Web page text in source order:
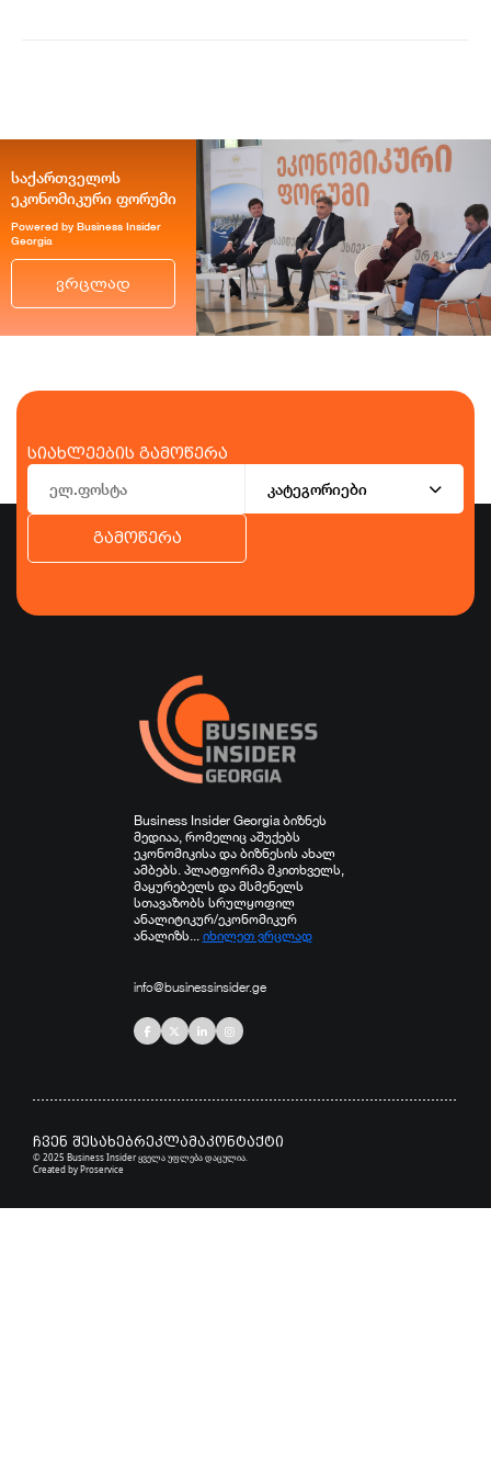
საქართველოს
ეკონომიკური ფორუმი
Powered by Business Insider
Georgia
ვრცლად
სიახლეების გამოწერა
კატეგორიები
გამოწერა
Business Insider Georgia ბიზნეს
მედიაა, რომელიც აშუქებს
ეკონომიკისა და ბიზნესის ახალ
ამბებს. პლატფორმა მკითხველს,
მაყურებელს და მსმენელს
სთავაზობს სრულყოფილ
ანალიტიკურ/ეკონომიკურ
ანალიზს... იხილეთ ვრცლად
info@businessinsider.ge
ჩვენ შესახებრეკლამაკონტაქტი
© 2025 Business Insider ყველა უფლება დაცულია.
Created byProservice